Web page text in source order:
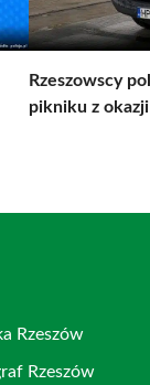
Rzeszowscy
pikniku z
Rzeszów
Rzeszów